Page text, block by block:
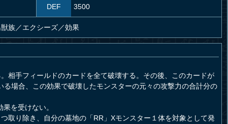
DEF 3500
獣族／エクシーズ／効果
相手フィールドのカードを全て破壊する。その後、このカードが
る場合、この効果で破壊したモンスターの元々の攻撃力の合計分の
を受けない。
取り除き、自分の墓地の「RR」Xモンスター１体を対象として発